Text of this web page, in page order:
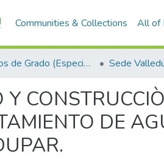
Communities & Collections All of
Trabajos de Grado (Especializaciones y Pregrados) Sede
Y
DE